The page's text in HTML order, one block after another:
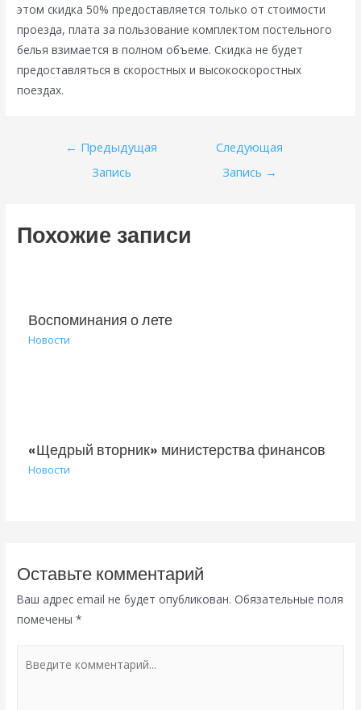
этом скидка 50% предоставляется только от стоимости
проезда, плата за пользование комплектом постельного
белья взимается в полном объеме. Скидка не будет
предоставляться в скоростных и высокоскоростных
поездах.
Навигация
← Предыдущая
Запись
Следующая
Запись →
Похожие записи
Воспоминания о лете
Новости
«Щедрый вторник» министерства финансов
Новости
Оставьте комментарий
Ваш адрес email не будет опубликован. Обязательные поля
помечены*
комментарий...